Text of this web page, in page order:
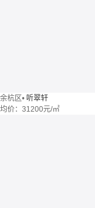
余杭区• 听翠轩
均价： 31200元/㎡